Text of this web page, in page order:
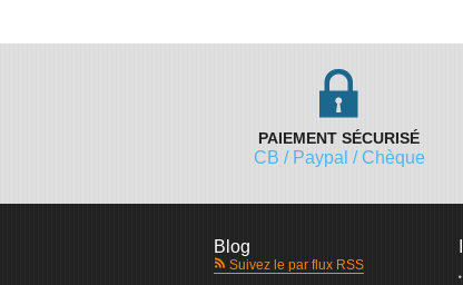
PAIEMENT SÉCURISÉ
CB / Paypal / Chèque
Blog
Suivez le par flux RSS